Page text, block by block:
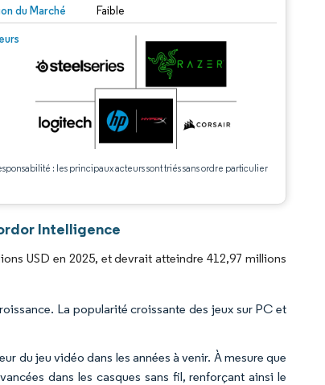
du Marché Faible
: les principaux acteurs sont triés sans ordre particulier
Intelligence
USD en 2025, et devrait atteindre 412,97 millions
La popularité croissante des jeux sur PC et
du jeu vidéo dans les années à venir. À mesure que
dans les casques sans fil, renforçant ainsi le